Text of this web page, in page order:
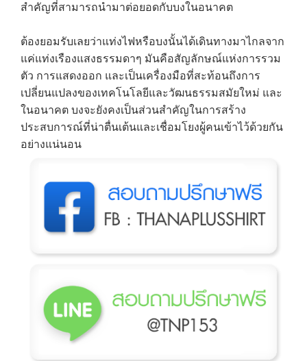
สำคัญที่สามารถนำมาต่อยอดกับบงในอนาคต
ต้องยอมรับเลยว่าแท่งไฟหรือบงนั้นได้เดินทางมาไกลจาก
แค่แท่งเรืองแสงธรรมดาๆ มันคือสัญลักษณ์แห่งการรวม
ตัว การแสดงออก และเป็นเครื่องมือที่สะท้อนถึงการ
เปลี่ยนแปลงของเทคโนโลยีและวัฒนธรรมสมัยใหม่ และ
ในอนาคต บงจะยังคงเป็นส่วนสำคัญในการสร้าง
ประสบการณ์ที่น่าตื่นเต้นและเชื่อมโยงผู้คนเข้าไว้ด้วยกัน
อย่างแน่นอน